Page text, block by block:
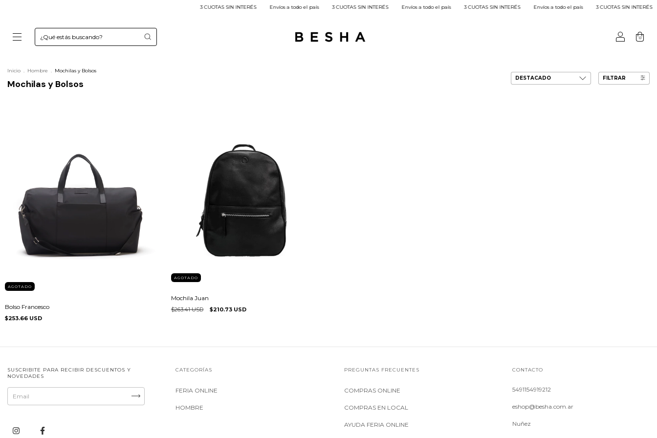
3 CUOTAS SIN INTERÉS Envíos a todo el país 3 CUOTAS SIN INTERÉS Envíos a todo el país 3 CUOTAS SIN INTERÉS Envíos a todo el país 3 CUOTAS SIN INTERÉS
0
Inicio . Hombre . Mochilas y Bolsos
Mochilas y Bolsos
FILTRAR
AGOTADO
Bolso Francesco
$253.66 USD
AGOTADO
Mochila Juan
$263.41 USD $210.73 USD
SUSCRIBITE PARA RECIBIR DESCUENTOS Y
NOVEDADES
CATEGORÍAS
FERIA ONLINE
HOMBRE
PREGUNTAS FRECUENTES
COMPRAS ONLINE
COMPRAS EN LOCAL
AYUDA FERIA ONLINE
CONTACTO
5491154919212
eshop@besha.com.ar
Nuñez